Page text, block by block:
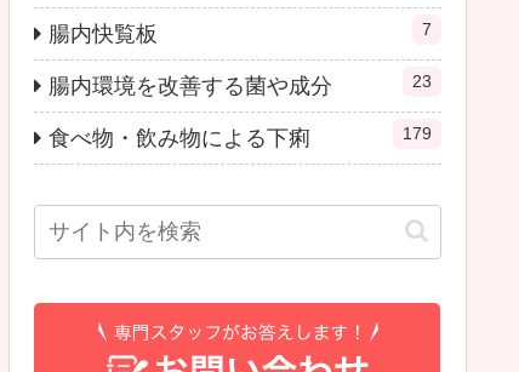
腸内快覧板 7
腸内環境を改善する菌や成分 23
食べ物・飲み物による下痢 179